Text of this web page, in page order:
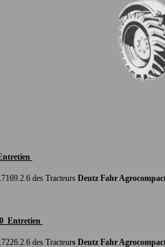
des Tracteurs Deutz Fahr
Entretien
des Tracteurs Deutz Fahr